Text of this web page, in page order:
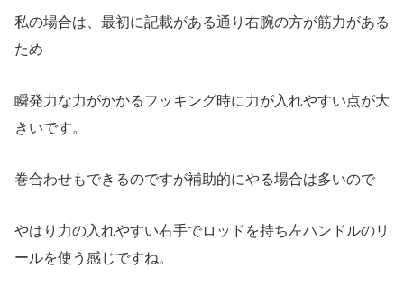
私の場合は、最初に記載がある通り右腕の方が筋力がある
ため
瞬発力な力がかかるフッキング時に力が入れやすい点が大
きいです。
巻合わせもできるのですが補助的にやる場合は多いので
やはり力の入れやすい右手でロッドを持ち左ハンドルのリ
ールを使う感じですね。